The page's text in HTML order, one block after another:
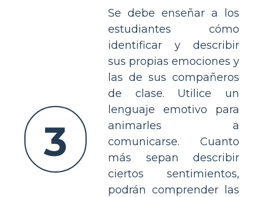
3
Se debe enseñar a los
estudiantes cómo
identificar y describir
sus propias emociones y
las de sus compañeros
de clase. Utilice un
lenguaje emotivo para
animarles a
comunicarse. Cuanto
más sepan describir
ciertos sentimientos,
podrán comprender las